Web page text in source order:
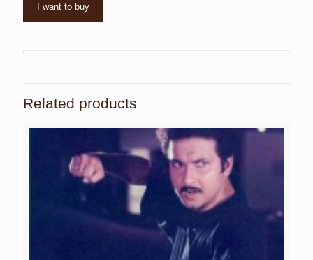
I want to buy
Related products